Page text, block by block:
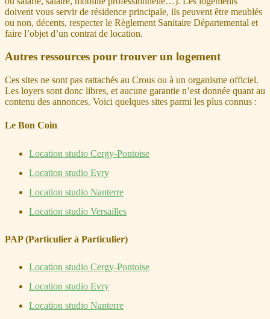
doivent vous servir de résidence principale, ils peuvent être meublés
ou non, décents, respecter le Règlement Sanitaire Départemental et
faire l’objet d’un contrat de location.
Autres ressources pour trouver un logement
Ces sites ne sont pas rattachés au Crous ou à un organisme officiel.
Les loyers sont donc libres, et aucune garantie n’est donnée quant au
contenu des annonces. Voici quelques sites parmi les plus connus :
Le Bon Coin
Location studio Cergy-Pontoise
Location studio Evry
Location studio Nanterre
Location studio Versailles
PAP (Particulier à Particulier)
Location studio Cergy-Pontoise
Location studio Evry
Location studio Nanterre